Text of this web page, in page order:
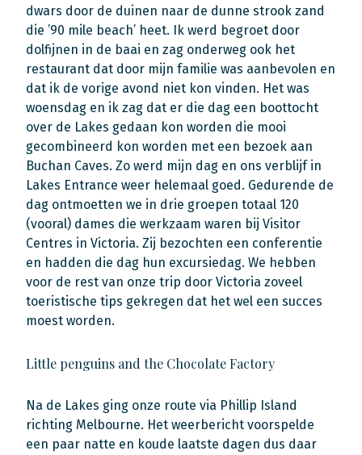
dwars door de duinen naar de dunne strook zand
die ’90 mile beach’ heet. Ik werd begroet door
dolfijnen in de baai en zag onderweg ook het
restaurant dat door mijn familie was aanbevolen en
dat ik de vorige avond niet kon vinden. Het was
woensdag en ik zag dat er die dag een boottocht
over de Lakes gedaan kon worden die mooi
gecombineerd kon worden met een bezoek aan
Buchan Caves. Zo werd mijn dag en ons verblijf in
Lakes Entrance weer helemaal goed. Gedurende de
dag ontmoetten we in drie groepen totaal 120
(vooral) dames die werkzaam waren bij Visitor
Centres in Victoria. Zij bezochten een conferentie
en hadden die dag hun excursiedag. We hebben
voor de rest van onze trip door Victoria zoveel
toeristische tips gekregen dat het wel een succes
moest worden.
Little penguins and the Chocolate Factory
Na de Lakes ging onze route via Phillip Island
richting Melbourne. Het weerbericht voorspelde
een paar natte en koude laatste dagen dus daar